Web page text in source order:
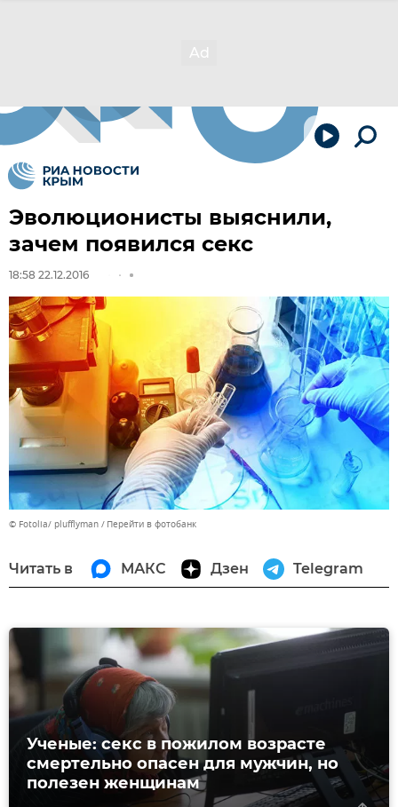
Эволюционисты выяснили,
зачем появился секс
18:58 22.12.2016
© Fotolia/ plufflyman Перейти в фотобанк
Читать в МАКС Дзен Telegram
Ученые: секс в пожилом возрасте
смертельно опасен для мужчин, но
полезен женщинам